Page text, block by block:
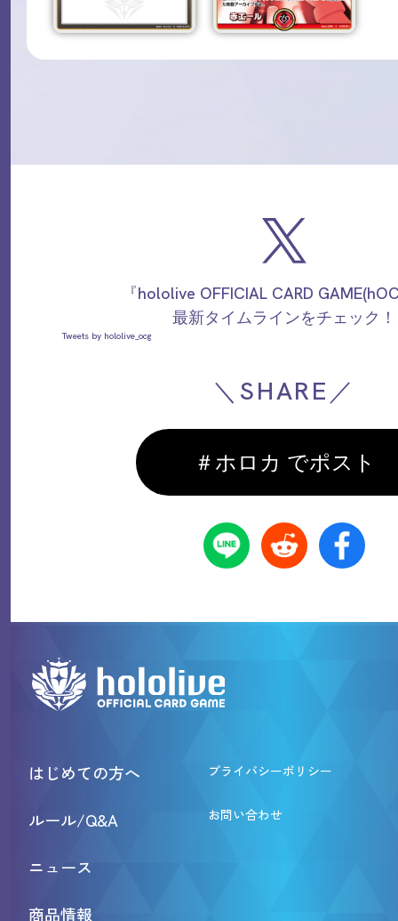
『hololive OFFICIAL CARD
最新タイムラインをチェック！
Tweets by hololive_ocg
＼SHARE／
＃ホロカ でポスト
はじめての方へ
ルール/Q&A
ニュース
商品情報
プライバシーポリシー
お問い合わせ